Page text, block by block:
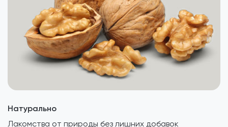
Натурально
Лакомства от природы без лишних добавок